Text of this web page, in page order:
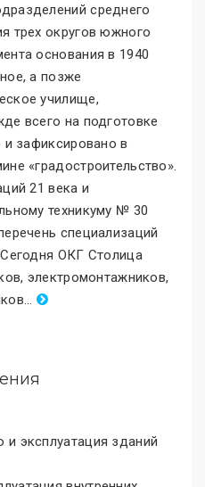
среднего
трех округов южного
основания в 1940
а позже
училище,
всего на подготовке
и зафиксировано в
«градостроительство».
21 века и
техникуму № 30
специализаций
ОКГ Столица
электромонтажников,
...
и эксплуатация зданий